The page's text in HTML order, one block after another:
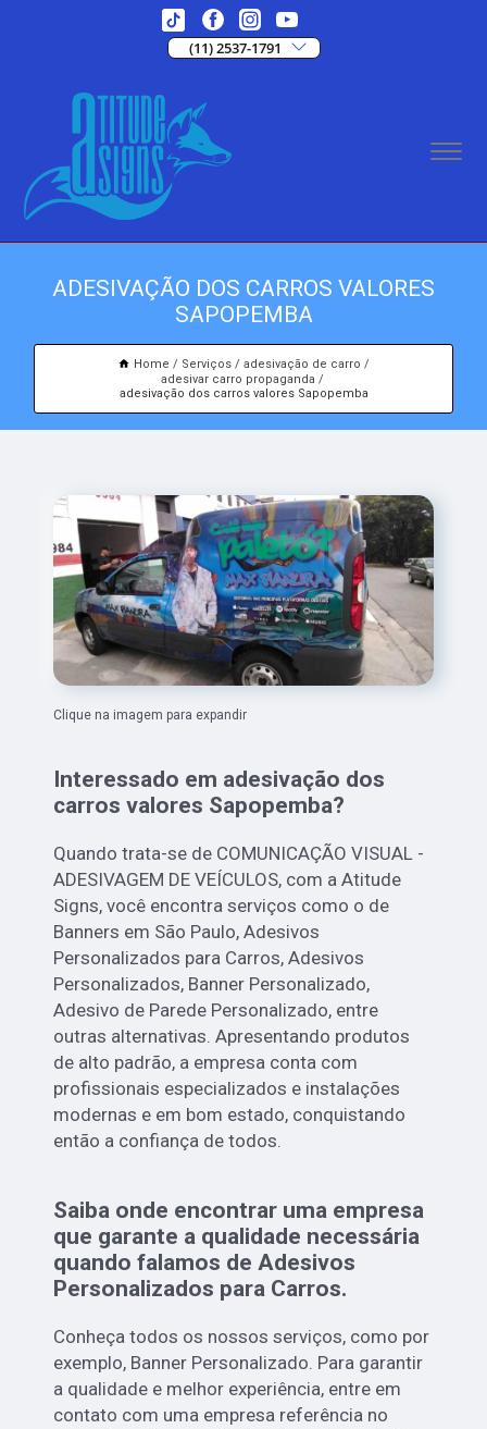
(11) 2537-1791
ADESIVAÇÃO DOS CARROS VALORES
SAPOPEMBA
Home Serviços
adesivação de carro
adesivar carro propaganda
adesivação dos carros valores Sapopemba
Clique na imagem para expandir
Interessado em adesivação dos
carros valores Sapopemba?
Quando trata-se de COMUNICAÇÃO VISUAL -
ADESIVAGEM DE VEÍCULOS, com a Atitude
Signs, você encontra serviços como o de
Banners em São Paulo, Adesivos
Personalizados para Carros, Adesivos
Personalizados, Banner Personalizado,
Adesivo de Parede Personalizado, entre
outras alternativas. Apresentando produtos
de alto padrão, a empresa conta com
profissionais especializados e instalações
modernas e em bom estado, conquistando
então a confiança de todos.
Saiba onde encontrar uma empresa
que garante a qualidade necessária
quando falamos de Adesivos
Personalizados para Carros.
Conheça todos os nossos serviços, como por
exemplo, Banner Personalizado. Para garantir
a qualidade e melhor experiência, entre em
contato com uma empresa referência no